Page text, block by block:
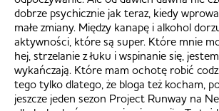
dobrze psychicznie jak teraz, kiedy
małe zmiany. Między kanapę i alkohol
aktywności, które są super. Które mnie
hej, strzelanie z łuku i wspinanie się,
wykańczają. Które mam ochotę robić
tego tylko dlatego, że bloga też kocham,
jeszcze jeden sezon Project Runway na